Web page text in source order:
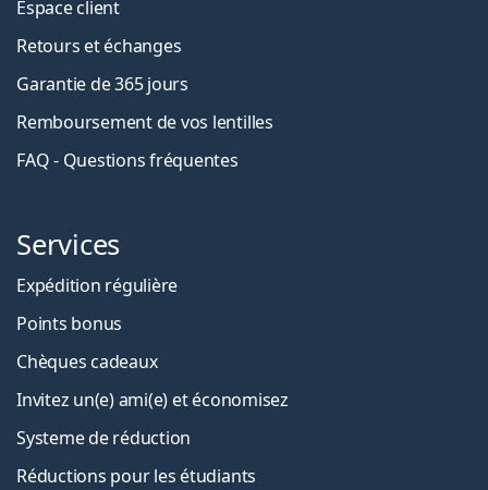
Espace client
Retours et échanges
Garantie de 365 jours
Remboursement de vos lentilles
FAQ - Questions fréquentes
Services
Expédition régulière
Points bonus
Chèques cadeaux
Invitez un(e) ami(e) et économisez
Systeme de réduction
Réductions pour les étudiants